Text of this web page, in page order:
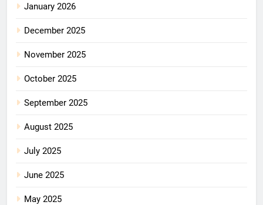
January 2026
December 2025
November 2025
October 2025
September 2025
August 2025
July 2025
June 2025
May 2025